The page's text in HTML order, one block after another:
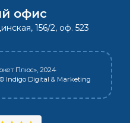
офис
156/2, оф. 523
Плюс», 2024
© Indigo Digital & Marketing